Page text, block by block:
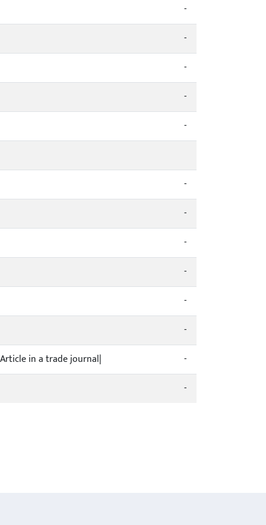
-
-
-
-
-
-
-
-
-
-
-
in a trade journal|
-
-